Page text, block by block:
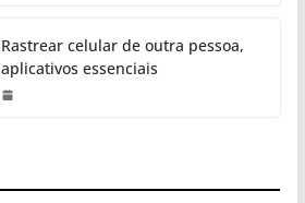
Rastrear celular de outra pessoa,
aplicativos essenciais